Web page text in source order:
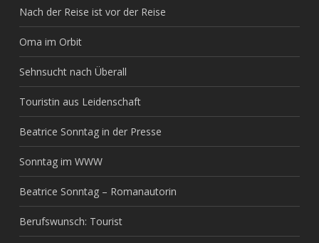
Nach der Reise ist vor der Reise
Oma im Orbit
Sehnsucht nach Überall
Touristin aus Leidenschaft
Beatrice Sonntag in der Presse
Sonntag im WWW
Beatrice Sonntag – Romanautorin
Berufswunsch: Tourist